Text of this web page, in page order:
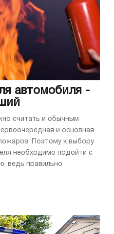
автомобиля -
считать и обычным
и основная
Поэтому к выбору
необходимо подойти с
ведь правильно